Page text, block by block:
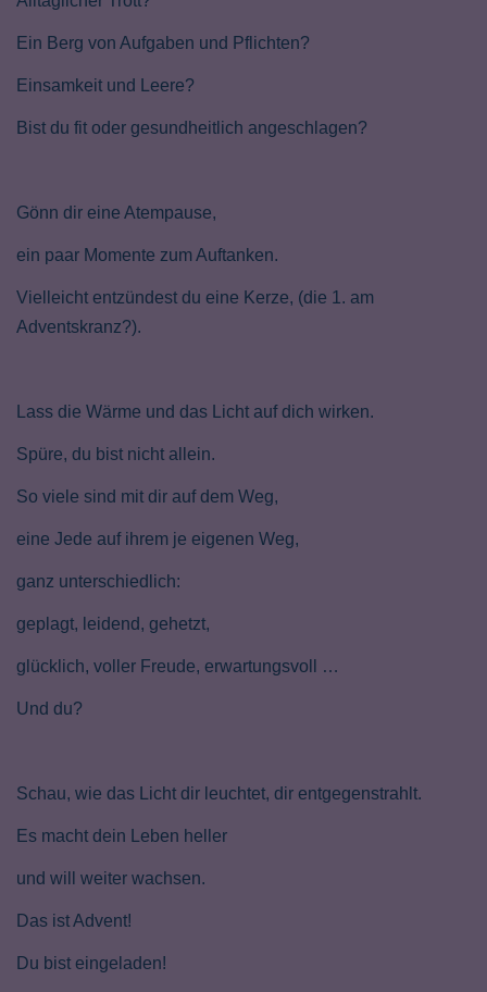
Ein Berg von Aufgaben und Pflichten?
Einsamkeit und Leere?
Bist du fit oder gesundheitlich angeschlagen?
Gönn dir eine Atempause,
ein paar Momente zum Auftanken.
Vielleicht entzündest du eine Kerze, (die 1. am
Adventskranz?).
Lass die Wärme und das Licht auf dich wirken.
Spüre, du bist nicht allein.
So viele sind mit dir auf dem Weg,
eine Jede auf ihrem je eigenen Weg,
ganz unterschiedlich:
geplagt, leidend, gehetzt,
glücklich, voller Freude, erwartungsvoll …
Und du?
Schau, wie das Licht dir leuchtet, dir entgegenstrahlt.
Es macht dein Leben heller
und will weiter wachsen.
Das ist Advent!
Du bist eingeladen!